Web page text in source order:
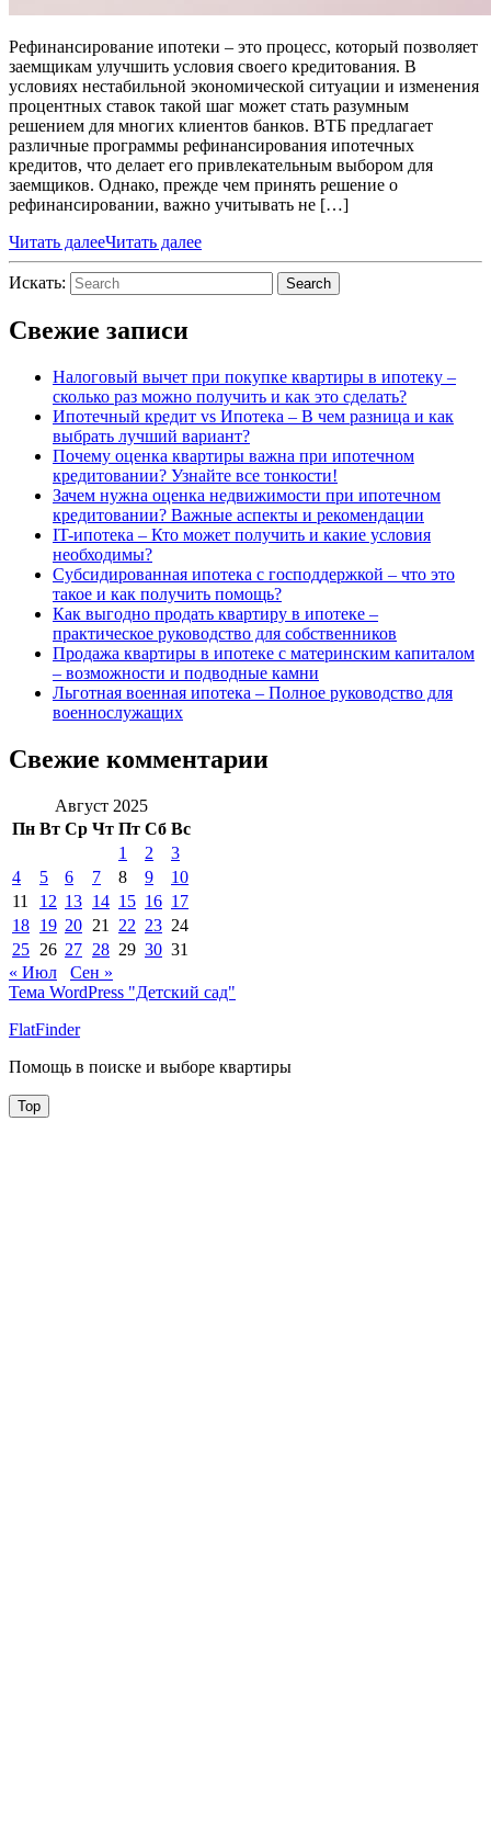
Рефинансирование ипотеки – это процесс, который позволяет
заемщикам улучшить условия своего кредитования. В
условиях нестабильной экономической ситуации и изменения
процентных ставок такой шаг может стать разумным
решением для многих клиентов банков. ВТБ предлагает
различные программы рефинансирования ипотечных
кредитов, что делает его привлекательным выбором для
заемщиков. Однако, прежде чем принять решение о
рефинансировании, важно учитывать не […]
Читать далееЧитать далее
Искать: Search
Свежие записи
Налоговый вычет при покупке квартиры в ипотеку –
сколько раз можно получить и как это сделать?
Ипотечный кредит vs Ипотека – В чем разница и как
выбрать лучший вариант?
Почему оценка квартиры важна при ипотечном
кредитовании? Узнайте все тонкости!
Зачем нужна оценка недвижимости при ипотечном
кредитовании? Важные аспекты и рекомендации
IT-ипотека – Кто может получить и какие условия
необходимы?
Субсидированная ипотека с господдержкой – что это
такое и как получить помощь?
Как выгодно продать квартиру в ипотеке –
практическое руководство для собственников
Продажа квартиры в ипотеке с материнским капиталом
– возможности и подводные камни
Льготная военная ипотека – Полное руководство для
военнослужащих
Свежие комментарии
Август 2025
Пн Вт Ср Чт Пт Сб Вс
1
2
3
4
5 6 7 8 9
10
11
12 13 14 15 16 17
18 19 20 21 22 23 24
25 26 27 28 29 30 31
« Июл
Сен »
Тема WordPress "Детский сад"
FlatFinder
Помощь в поиске и выборе квартиры
Top